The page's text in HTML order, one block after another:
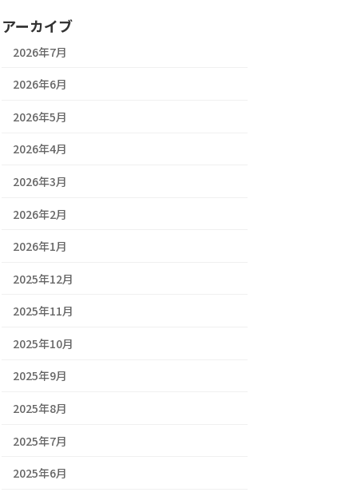
アーカイブ
2026年7月
2026年6月
2026年5月
2026年4月
2026年3月
2026年2月
2026年1月
2025年12月
2025年11月
2025年10月
2025年9月
2025年8月
2025年7月
2025年6月